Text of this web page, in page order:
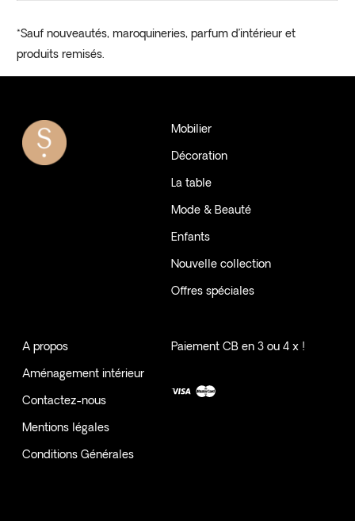
*Sauf nouveautés, maroquineries, parfum d’intérieur et
produits remisés.
Mobilier
Décoration
La table
Mode & Beauté
Enfants
Nouvelle collection
Offres spéciales
A propos
Aménagement intérieur
Contactez-nous
Mentions légales
Conditions Générales
Paiement CB en 3 ou 4 x !